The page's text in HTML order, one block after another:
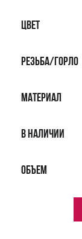
ЦВЕТ
РЕЗЬБА/ГОРЛО
МАТЕРИАЛ
В НАЛИЧИИ
ОБЪЕМ